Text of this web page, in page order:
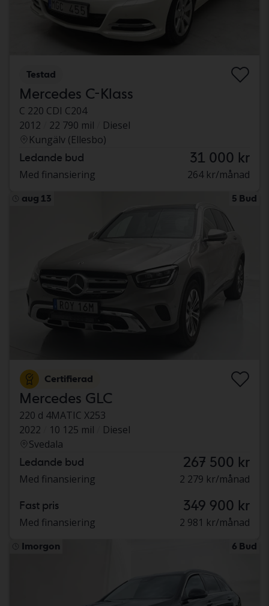
Testad
Mercedes C-Klass
C 220 CDI C204
2012
22 790 mil
Diesel
Kungälv (Ellesbo)
Ledande bud 31 000 kr
Med finansiering 264 kr/månad
aug 13 5 Bud
Certifierad
Mercedes GLC
220 d 4MATIC X253
2022
10 125 mil
Diesel
Svedala
Ledande bud 267 500 kr
Med finansiering 2 279 kr/månad
Fast pris 349 900 kr
Med finansiering 2 981 kr/månad
Imorgon 6 Bud